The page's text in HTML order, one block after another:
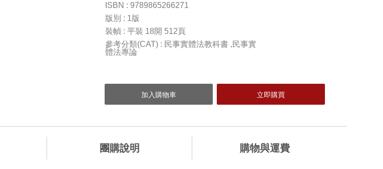
ISBN : 9789865266271
版別 : 1版
裝幀 : 平裝 18開 512頁
參考分類(CAT) : 民事實體法教科書 ,民事實
體法專論
團購說明 購物與運費